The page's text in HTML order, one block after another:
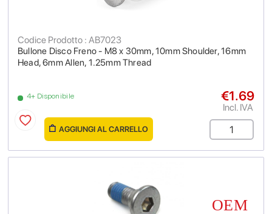
Bullone Disco Freno - M8 x 30mm, 10mm Shoulder, 16mm
Head, 6mm Allen, 1.25mm Thread
Codice Prodotto : AB7023
4+ Disponibile €1.69
Incl. IVA
AGGIUNGI AL CARRELLO